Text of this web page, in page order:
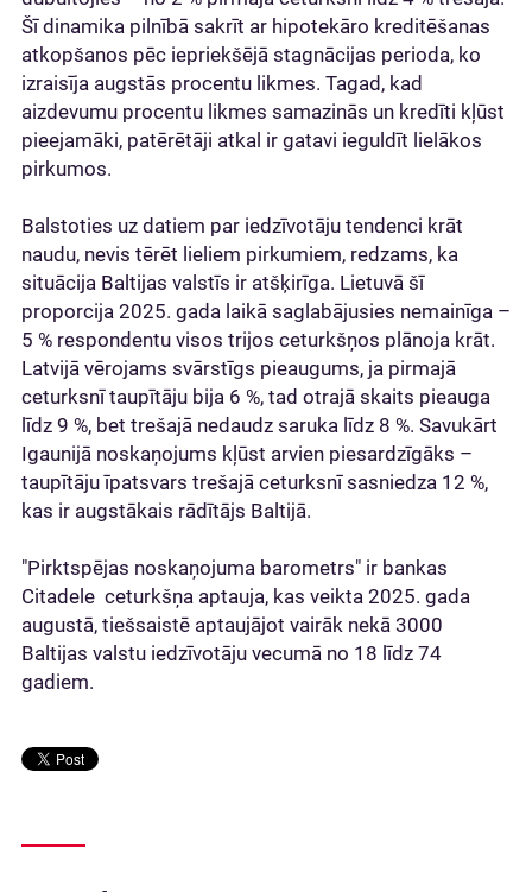
Šī dinamika pilnībā sakrīt ar hipotekāro kreditēšanas
atkopšanos pēc iepriekšējā stagnācijas perioda, ko
izraisīja augstās procentu likmes. Tagad, kad
aizdevumu procentu likmes samazinās un kredīti kļūst
pieejamāki, patērētāji atkal ir gatavi ieguldīt lielākos
pirkumos.
Balstoties uz datiem par iedzīvotāju tendenci krāt
naudu, nevis tērēt lieliem pirkumiem, redzams, ka
situācija Baltijas valstīs ir atšķirīga. Lietuvā šī
proporcija 2025. gada laikā saglabājusies nemainīga –
5 % respondentu visos trijos ceturkšņos plānoja krāt.
Latvijā vērojams svārstīgs pieaugums, ja pirmajā
ceturksnī taupītāju bija 6 %, tad otrajā skaits pieauga
līdz 9 %, bet trešajā nedaudz saruka līdz 8 %. Savukārt
Igaunijā noskaņojums kļūst arvien piesardzīgāks –
taupītāju īpatsvars trešajā ceturksnī sasniedza 12 %,
kas ir augstākais rādītājs Baltijā.
"Pirktspējas noskaņojuma barometrs" ir bankas
Citadele ceturkšņa aptauja, kas veikta 2025. gada
augustā, tiešsaistē aptaujājot vairāk nekā 3000
Baltijas valstu iedzīvotāju vecumā no 18 līdz 74
gadiem.